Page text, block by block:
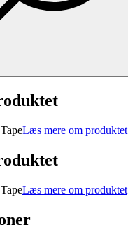
Læs mere om produktet
Læs mere om produktet